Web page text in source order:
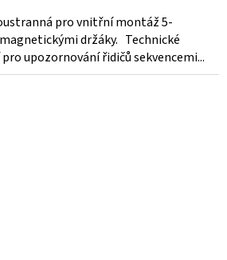
pro vnitřní montáž 5-
držáky. Technické
upozornování řidičů sekvencemi...